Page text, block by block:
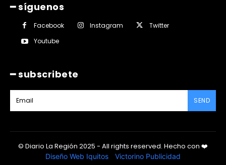
━ síguenos
Facebook Instagram
Twitter
Youtube
━ subscribete
SEND
© Diario La Región 2025 - All rights reserved. Hecho con ❤️
Diseño Web Iquitos Victorino Publicidad